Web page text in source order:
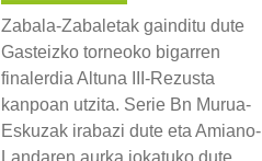
Zabala-Zabaletak gainditu dute
Gasteizko torneoko bigarren
finalerdia Altuna III-Rezusta
kanpoan utzita. Serie Bn Murua-
Eskuzak irabazi dute eta Amiano-
Landaren aurka jokatuko dute